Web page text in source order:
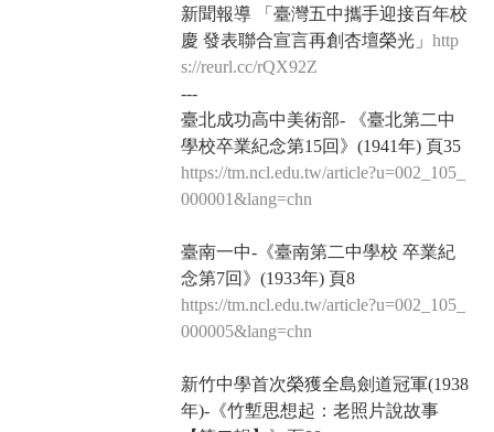
新聞報導 「臺灣五中攜手迎接百年校
慶 發表聯合宣言再創杏壇榮光」 http
s://reurl.cc/rQX92Z
---
臺北成功高中美術部- 《臺北第二中
學校卒業紀念第15回》(1941年) 頁35
https://tm.ncl.edu.tw/article?u=002_105_
000001&lang=chn
臺南一中-《臺南第二中學校 卒業紀
念第7回》(1933年) 頁8
https://tm.ncl.edu.tw/article?u=002_105_
000005&lang=chn
新竹中學首次榮獲全島劍道冠軍(1938
年)-《竹塹思想起：老照片說故事